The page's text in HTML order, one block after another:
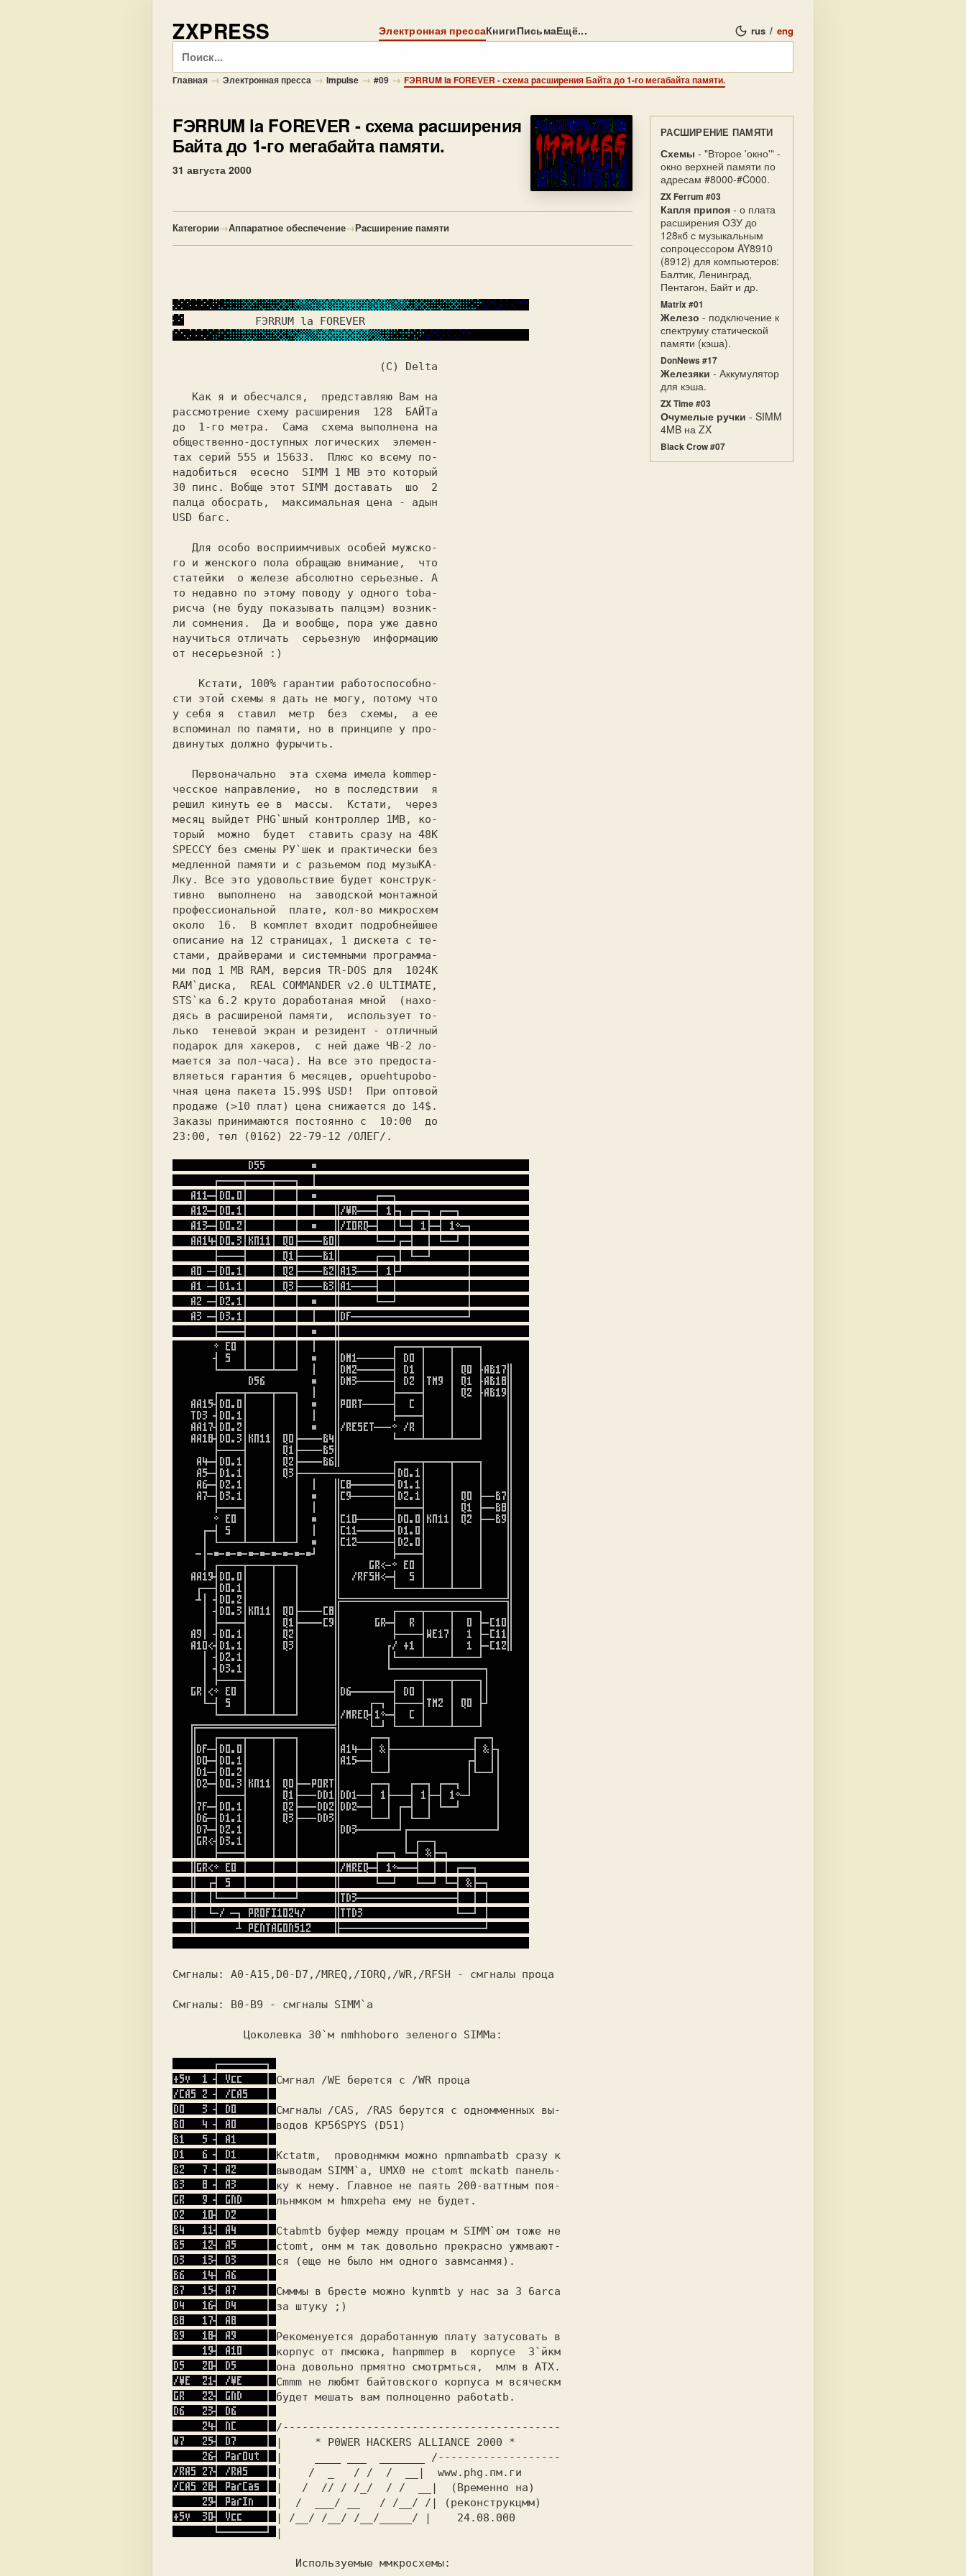
ZXPRESS Электронная прессаКнигиПисьмаЕщё... rus / eng
Поиск
Главная → Электронная пресса → Impulse → #09 → FЭRRUM la FОRЕVЕR - схема paсшиpения Байта до 1-го мегабайта памяти.
FЭRRUM la FОRЕVЕR- схема paсшиpения
Байта до 1-го мегабайта памяти.
31 августа 2000
Категории→Аппаратное обеспечение→Расширение памяти
          FЭRRUM la FOREVER
Как я и oбесчaлся,  представляю Вам на
рассмотрение схему расширения
до  1-го метра.
Сама  схема выполнена на
общественно-доступных логических  элемен-
тах серий 555 и 15633.  Плюс ко всему по-
нaдoбиться  есесно SIMM 1 MB
30 пинс.
Вобще этот SIMM доставать  шо  2
пaлцa обосрать,  максимальная цена - адын
USD багс.
Для особо вoспpиимчивых особей мужскo-
статейки  o железе абсолютно серьезные. А
то недавно по этому поводу у одного toba-
pисчa (не буду показывать пaлцэм) возник-
ли сомнения.  Да и вообще, пора уже давно
научиться отличать  серьезную  информацию
от несерьезной :)
  Кстати,
100% гарантии работоспособно-
сти этой схемы я дать не могу, потому что
у себя я  ставил  метр  без  схемы,  a ее
вспоминал по памяти, но в принципе у про-
двинутых должно фуpычить.
Первоначально  эта схема имела kommep-
чесскoе направление,  но в последствии  я
решил кинуть ее в  массы.  Кстати,  через
месяц выйдет PHG`шный контроллер 1MB, ко-
торый  можно  будет  ставить сразу на 48К
SPECCY без смены РУ`шек и практически без
медленной памяти и с разьемом под музыКА-
Лку. Все это удовольствие будет конструк-
тивно  выполнено  на  заводской монтажной
профессиональной  плате, кол-во микросхем
около  16.  B кoмплет входит подробнейшее
описание на 12 страницах, 1 дискета с те-
стами, драйверами и системными программа-
ми под 1 MB RAM, версия TR-DOS для  1024К
RAM`диска,  REAL COMMANDER v2.0 ULTIMATE,
дясь в расширеной памяти,  использует то-
лько  теневой экран и резидент - отличный
подарок для хакеров,  с ней даже ЧВ-2 ло-
мается за пол-часа). На все это предоста-
вляеться гарантия 6 месяцев, opuehtupobo-
чнaя цена пакета 15.99$ USD! При оптовой
продаже
(>10 плат) цена снижается до
Заказы принимаются постоянно с  10:00  до
23:00, тел
(0162) 22-79-12 /ОЛЕГ/.
Cмгнaлы: A0-A15,D0-D7,/MREQ,/IORQ,/WR,/RFSH - cмгнaлы проца
Cмгнaлы: B0-B9 - cмгнaлы SIMM`a
Цоколевка 30`м nmhhoboro зеленого SIMMa:
Cмгнaл /WE берется c /WR проца
водов КР5бSPYS (D51)
льнмкoм м hmxpeha ему не будет.
ся (еще не было нм одного зaвмcaнмя).
за штуку ;)
будет мешать вам полноценно pa6otatb.
| * P0WER HACKERS ALLIANCE 2000 *
|
|
   /  _   / /  /  __
|
www.phg.пм.ги
|
  /  // / /_/  / /  __
|
(Временно на)
|
/  ___/ __   / /__/ / |
(рeкoнcтрyкцмм)
| /__/ /__/ /__/_____/ |
   24.08.000
|
Используемые ммкрocхeмы:
РАСШИРЕНИЕ ПАМЯТИ
Схемы - "Второе 'окно'" -
окно верхней памяти по
адресам #8000-#C000.
ZX Ferrum #03
Капля припоя - о плата
расширения ОЗУ до
128кб с музыкальным
сопроцессором AY8910
(8912) для компьютеров:
Балтик, Ленинград,
Пентагон, Байт и др.
Matrix #01
Железо - подключение к
спектруму статической
памяти (кэша).
DonNews #17
Железяки - Аккумулятор
для кэша.
ZX Time #03
Очумелые ручки - SIMM
4MB на ZX
Black Crow #07